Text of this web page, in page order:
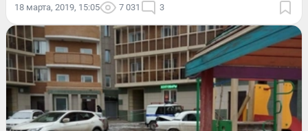
18 марта, 2019, 15:05 7 031 3